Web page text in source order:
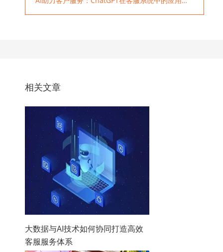
相关文章
大数据与AI技术如何协同打造高效
客服服务体系